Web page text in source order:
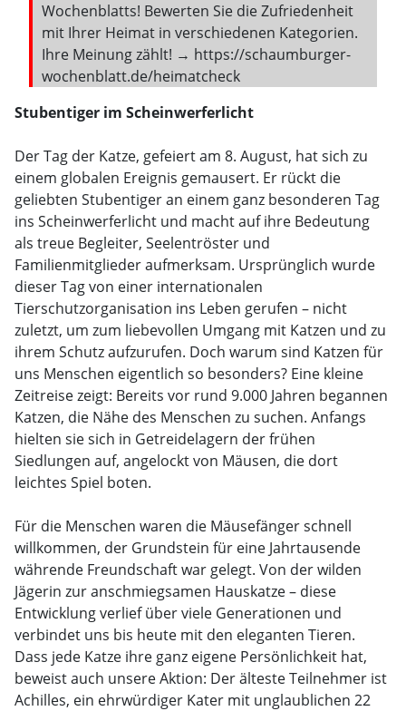
Wochenblatts! Bewerten Sie die Zufriedenheit
mit Ihrer Heimat in verschiedenen Kategorien.
Ihre Meinung zählt! → https://schaumburger-
wochenblatt.de/heimatcheck
Stubentiger im Scheinwerferlicht
Der Tag der Katze, gefeiert am 8. August, hat sich zu
einem globalen Ereignis gemausert. Er rückt die
geliebten Stubentiger an einem ganz besonderen Tag
ins Scheinwerferlicht und macht auf ihre Bedeutung
als treue Begleiter, Seelentröster und
Familienmitglieder aufmerksam. Ursprünglich wurde
dieser Tag von einer internationalen
Tierschutzorganisation ins Leben gerufen – nicht
zuletzt, um zum liebevollen Umgang mit Katzen und zu
ihrem Schutz aufzurufen. Doch warum sind Katzen für
uns Menschen eigentlich so besonders? Eine kleine
Zeitreise zeigt: Bereits vor rund 9.000 Jahren begannen
Katzen, die Nähe des Menschen zu suchen. Anfangs
hielten sie sich in Getreidelagern der frühen
Siedlungen auf, angelockt von Mäusen, die dort
leichtes Spiel boten.
Für die Menschen waren die Mäusefänger schnell
willkommen, der Grundstein für eine Jahrtausende
währende Freundschaft war gelegt. Von der wilden
Jägerin zur anschmiegsamen Hauskatze – diese
Entwicklung verlief über viele Generationen und
verbindet uns bis heute mit den eleganten Tieren.
Dass jede Katze ihre ganz eigene Persönlichkeit hat,
beweist auch unsere Aktion: Der älteste Teilnehmer ist
Achilles, ein ehrwürdiger Kater mit unglaublichen 22